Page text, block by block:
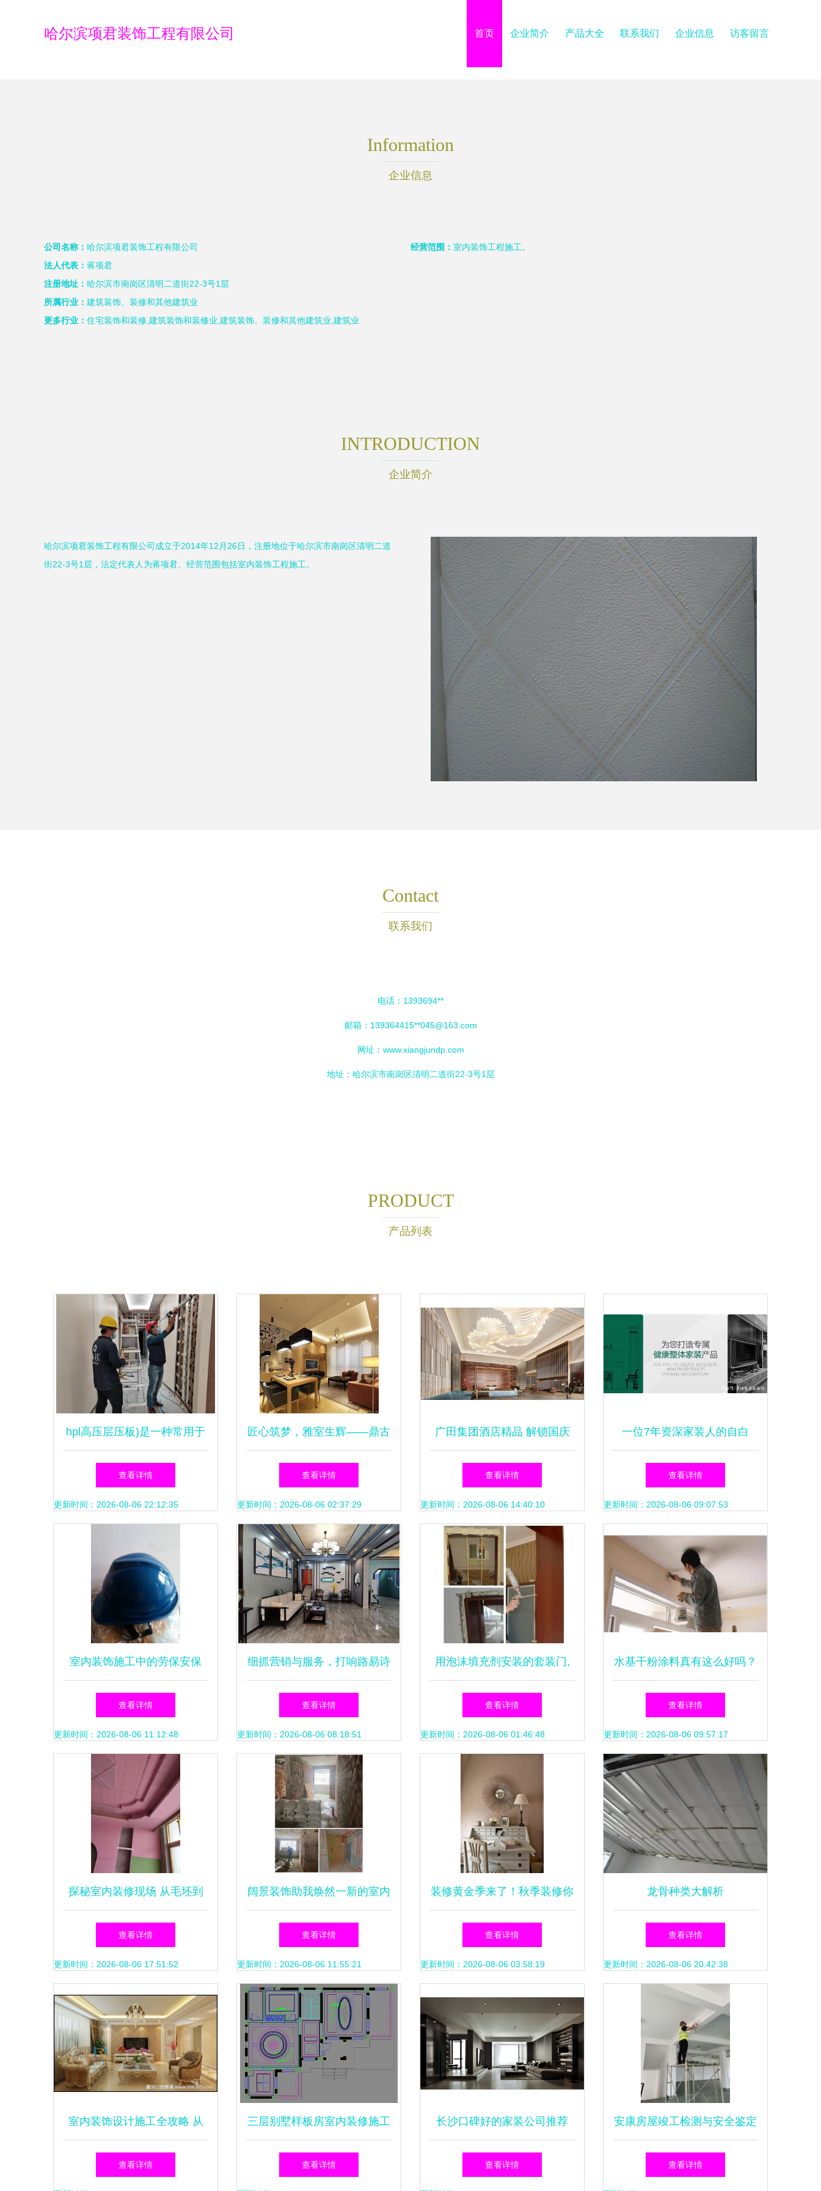
哈尔滨项君装饰工程有限公司 首页 企业简介 产品大全 联系我们 企业信息 访客留言
Information
企业信息
公司名称： 哈尔滨项君装饰工程有限公司
法人代表： 蒋项君
注册地址： 哈尔滨市南岗区清明二道街22-3号1层
所属行业： 建筑装饰、装修和其他建筑业
更多行业： 住宅装饰和装修,建筑装饰和装修业,建筑装饰、装修和其他建筑业,建筑业
经营范围： 室内装饰工程施工。
INTRODUCTION
企业简介
哈尔滨项君装饰工程有限公司成立于2014年12月26日，注册地位于哈尔滨市南岗区清明二道
街22-3号1层，法定代表人为蒋项君。经营范围包括室内装饰工程施工。
Contact
联系我们
电话：1393694**
邮箱：139364415**045@163.com
网址： www.xiangjundp.com
地址：哈尔滨市南岗区清明二道街22-3号1层
PRODUCT
产品列表
hpl高压层压板)是一种常用于
室内装饰和建筑材料的板材,
具有防水,耐磨
查看详情
更新时间：2026-08-06 22:12:35
匠心筑梦，雅室生辉——鼎古
装饰餐厅设计全案解析
查看详情
更新时间：2026-08-06 02:37:29
广田集团酒店精品 解锁国庆
假期的室内装饰艺术之旅
查看详情
更新时间：2026-08-06 14:40:10
一位7年资深家装人的自白
查看详情
更新时间：2026-08-06 09:07:53
室内装饰施工中的劳保安保
江油市与北川羌族自治县实践
探讨
查看详情
更新时间：2026-08-06 11:12:48
细抓营销与服务，打响路易诗
兰品牌——衡阳代理商彭利民
的经营之道
查看详情
更新时间：2026-08-06 08:18:51
用泡沫填充剂安装的套装门,
时间长了会不会松动?
查看详情
更新时间：2026-08-06 01:46:48
水基干粉涂料真有这么好吗？
室内装饰施工深度解析
查看详情
更新时间：2026-08-06 09:57:17
探秘室内装修现场 从毛坯到
精致的每一步
查看详情
更新时间：2026-08-06 17:51:52
阔景装饰助我焕然一新的室内
空间体验
查看详情
更新时间：2026-08-06 11:55:21
装修黄金季来了！秋季装修你
一定要知道这些！
查看详情
更新时间：2026-08-06 03:58:19
龙骨种类大解析
查看详情
更新时间：2026-08-06 20:42:38
室内装饰设计施工全攻略 从
图纸到落地的实践指南
查看详情
三层别墅样板房室内装修施工
图纸解析 从效果图到完工的
查看详情
长沙口碑好的家装公司推荐
室内装饰施工高票之选
查看详情
安康房屋竣工检测与安全鉴定
保障居住品质的基石
查看详情